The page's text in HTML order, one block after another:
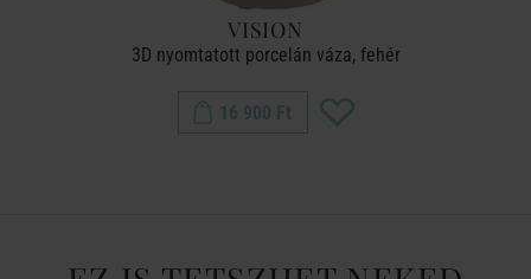
VISION
3D nyomtatott porcelán váza, fehér
16 900 Ft